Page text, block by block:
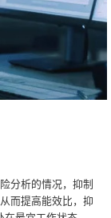
分析的情况，抑制
而提高能效比，抑